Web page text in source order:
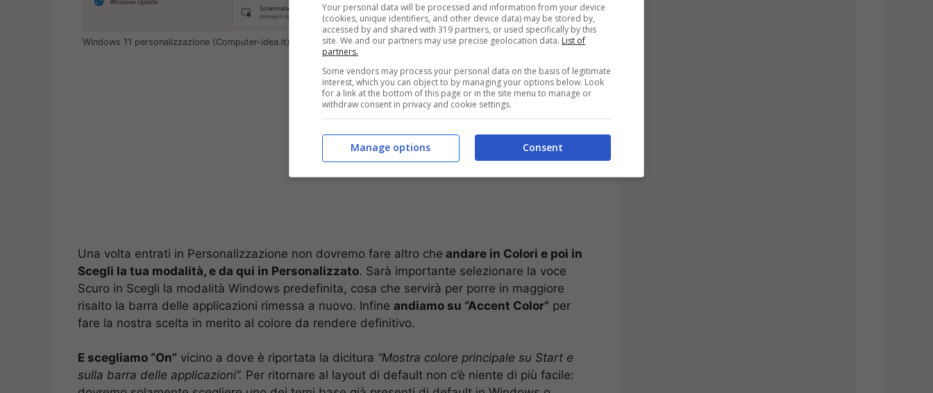
Windows 11 personalizzazione (Computer-idea.it)
Una volta entrati in Personalizzazione non dovremo fare altro che andare in Colori e poi in
Scegli la tua modalità, e da qui in Personalizzato. Sarà importante selezionare la voce
Scuro in Scegli la modalità Windows predefinita, cosa che servirà per porre in maggiore
risalto la barra delle applicazioni rimessa a nuovo. Infine andiamo su “Accent Color” per
fare la nostra scelta in merito al colore da rendere definitivo.
E scegliamo “On” vicino a dove è riportata la dicitura “Mostra colore principale su Start e
sulla barra delle applicazioni”. Per ritornare al layout di default non c’è niente di più facile:
Your personal data will be processed and information from your device
(cookies, unique identifiers, and other device data) may be stored by,
accessed by and shared with 319 partners, or used specifically by this
site. We and our partners may use precise geolocation data. List of
partners.
Some vendors may process your personal data on the basis of legitimate
interest, which you can object to by managing your options below. Look
for a link at the bottom of this page or in the site menu to manage or
withdraw consent in privacy and cookie settings.
Consent
Manage options